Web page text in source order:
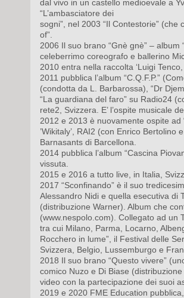
dal vivo in un castello medioevale a
“L’ambasciatore dei
sogni”, nel 2003 “Il Contestorie”
of”.
2006 Il suo brano “Gnè gnè” –
celeberrimo coreografo e ballerino
2010 entra nella raccolta ‘Luigi
2011 pubblica l’album “C.Q.F.P.”
(condotta da L. Barbarossa), “Dr
“La guardiana del faro” su Radio24
rete2, Svizzera. E’ l’ospite musicale
2012 e 2013 è nuovamente ospite ad
’Wikitaly’, RAI2 (con Enrico
Barnasants di Barcellona.
2014 pubblica l’album “Cascina
vissuta.
2015 e 2016 a tutto live, in Italia,
2017 “Sconfinando” è il suo
Alessandro Nidi e quella esecutiva di
(distribuzione Warner). Album che
(www.nespolo.com). Collegato ad un
tra cui Milano, Parma, Locarno,
Rocchero in lume”, il Festival delle
Svizzera, Belgio, Lussemburgo e
2018 Il suo brano “Questo vivere”
comico Nuzo e Di Biase
video con la partecipazione dei suoi
2019 e 2020 FME Education